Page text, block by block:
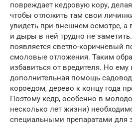
повреждает кедровую кору,
чтобы отложить там свои
увидеть при внешнем осмотре, а
и дыры в ней трудно не
появляется светло-коричневый
смоловые отложения. Таким
избавиться от вредителя. Но ему
дополнительная помощь
короедом, дерево к концу года
Поэтому кедр, особенно в
несколько лет жизни)
специальными препаратами для